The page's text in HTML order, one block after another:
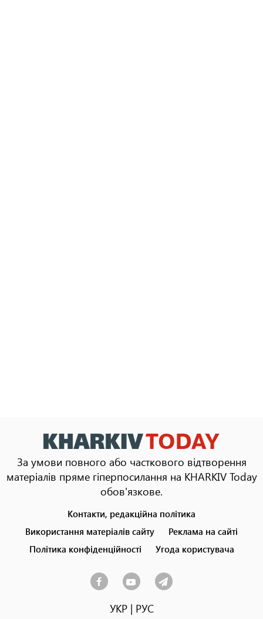
За умови повного або часткового відтворення
матеріалів пряме гіперпосилання на KHARKIV Today
обов'язкове.
menu
Контакти, редакційна політика
Використання матеріалів сайту
Реклама на сайті
Політика конфіденційності
Угода користувача
УКР| РУС